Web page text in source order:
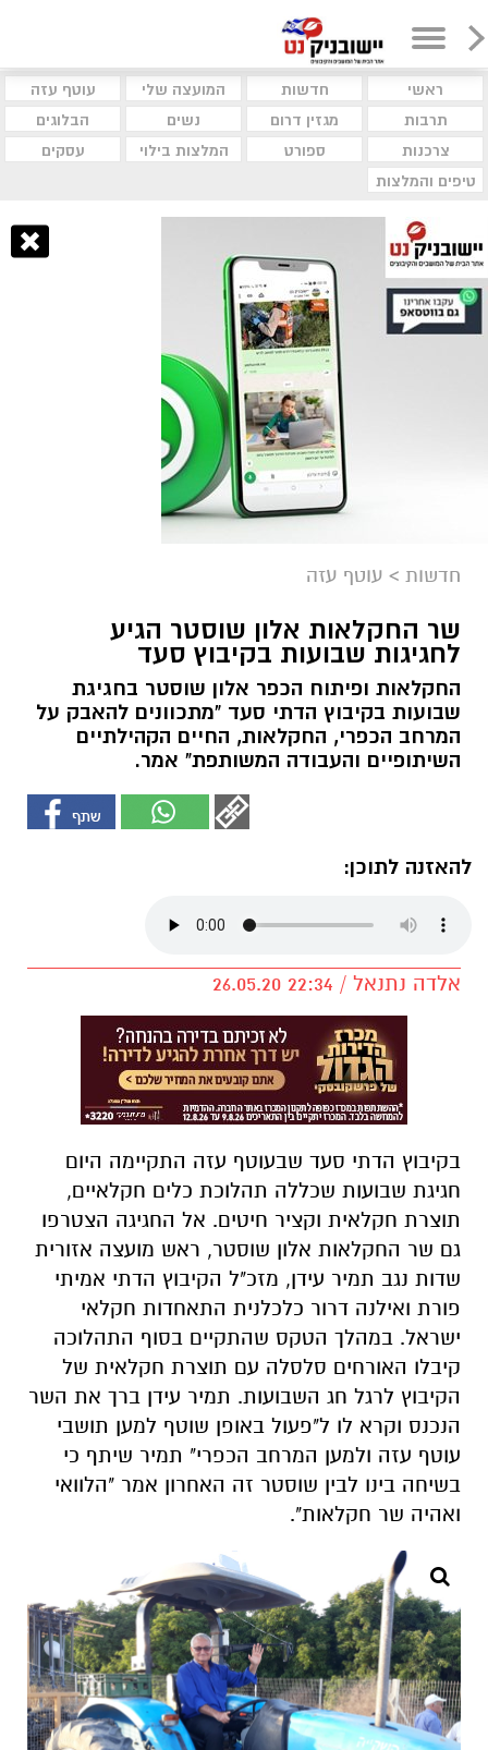
ראשי חדשות המועצה שלי
עוטף עזה
תרבות
מגזין דרום נשים
הבלוגים
צרכנות
ספורט המלצות בילוי
עסקים
טיפים והמלצות
חדשות > עוטף עזה
שר החקלאות אלון שוסטר הגיע
לחגיגות שבועות בקיבוץ סעד
החקלאות ופיתוח הכפר אלון שוסטר בחגיגת
שבועות בקיבוץ הדתי סעד "מתכוונים להאבק על
המרחב הכפרי, החקלאות, החיים הקהילתיים
השיתופיים והעבודה המשותפת" אמר.
להאזנה לתוכן:
אלדה נתנאל / 22:34 26.05.20
בקיבוץ הדתי סעד שבעוטף עזה התקיימה היום
חגיגת שבועות שכללה תהלוכת כלים חקלאיים,
תוצרת חקלאית וקציר חיטים. אל החגיגה הצטרפו
גם שר החקלאות אלון שוסטר, ראש מועצה אזורית
שדות נגב תמיר עידן, מזכ"ל הקיבוץ הדתי אמיתי
פורת ואילנה דרור כלכלנית התאחדות חקלאי
ישראל. במהלך הטקס שהתקיים בסוף התהלוכה
קיבלו האורחים סלסלה עם תוצרת חקלאית של
הקיבוץ לרגל חג השבועות. תמיר עידן ברך את השר
הנכנס וקרא לו ל"פעול באופן שוטף למען תושבי
עוטף עזה ולמען המרחב הכפרי" תמיר שיתף כי
בשיחה בינו לבין שוסטר זה האחרון אמר "הלוואי
ואהיה שר חקלאות".